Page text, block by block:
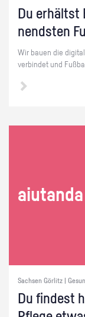
Du er­hältst
nends­ten
Wir bauen die
ver­bin­det und
Sachsen Görlitz |
Du fin­dest